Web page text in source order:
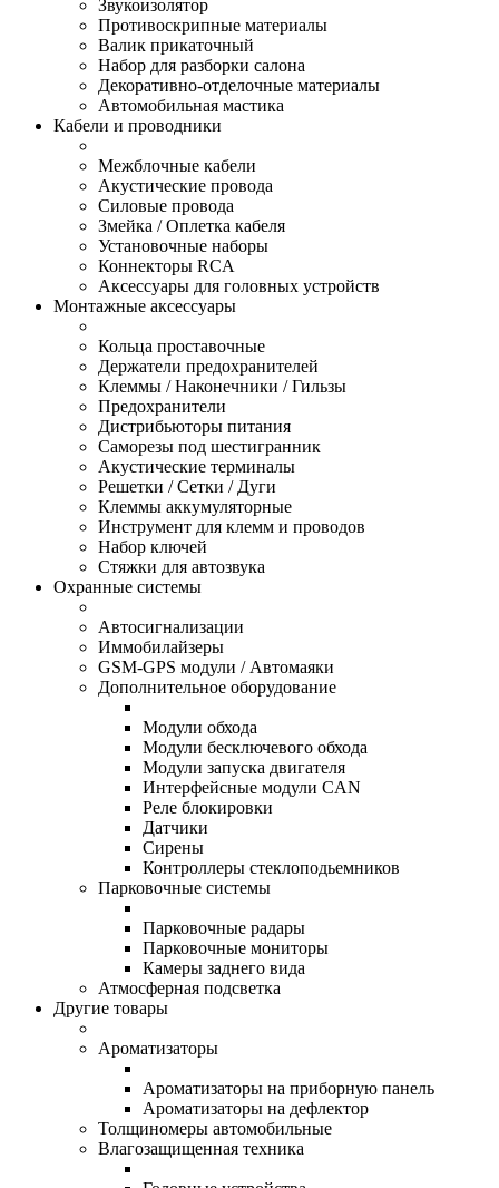
Звукоизолятор
Противоскрипные материалы
Валик прикаточный
Набор для разборки салона
Декоративно-отделочные материалы
Автомобильная мастика
Кабели и проводники
Межблочные кабели
Акустические провода
Силовые провода
Змейка / Оплетка кабеля
Установочные наборы
Коннекторы RCA
Аксессуары для головных устройств
Монтажные аксессуары
Кольца проставочные
Держатели предохранителей
Клеммы / Наконечники / Гильзы
Предохранители
Дистрибьюторы питания
Саморезы под шестигранник
Акустические терминалы
Решетки / Сетки / Дуги
Клеммы аккумуляторные
Инструмент для клемм и проводов
Набор ключей
Стяжки для автозвука
Охранные системы
Автосигнализации
Иммобилайзеры
GSM-GPS модули / Автомаяки
Дополнительное оборудование
Модули обхода
Модули бесключевого обхода
Модули запуска двигателя
Интерфейсные модули CAN
Реле блокировки
Датчики
Сирены
Контроллеры стеклоподьемников
Парковочные системы
Парковочные радары
Парковочные мониторы
Камеры заднего вида
Атмосферная подсветка
Другие товары
Ароматизаторы
Ароматизаторы на приборную панель
Ароматизаторы на дефлектор
Толщиномеры автомобильные
Влагозащищенная техника